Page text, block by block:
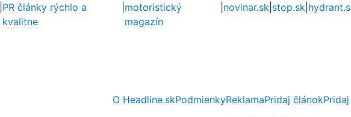
PR články rýchlo a
kvalitne
motoristický
magazín
novinar.sk stop.sk
O Headline.skPodmienkyReklamaPridaj článok